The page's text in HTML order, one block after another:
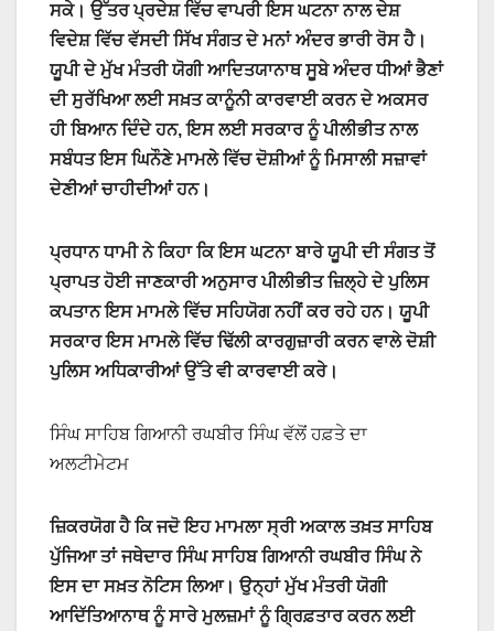
ਸਕੇ। ਉੱਤਰ ਪ੍ਰਦੇਸ਼ ਵਿੱਚ ਵਾਪਰੀ ਇਸ ਘਟਨਾ ਨਾਲ ਦੇਸ਼
ਵਿਦੇਸ਼ ਵਿੱਚ ਵੱਸਦੀ ਸਿੱਖ ਸੰਗਤ ਦੇ ਮਨਾਂ ਅੰਦਰ ਭਾਰੀ ਰੋਸ ਹੈ।
ਯੂਪੀ ਦੇ ਮੁੱਖ ਮੰਤਰੀ ਯੋਗੀ ਆਦਿਤਯਾਨਾਥ ਸੂਬੇ ਅੰਦਰ ਧੀਆਂ ਭੈਣਾਂ
ਦੀ ਸੁਰੱਖਿਆ ਲਈ ਸਖ਼ਤ ਕਾਨੂੰਨੀ ਕਾਰਵਾਈ ਕਰਨ ਦੇ ਅਕਸਰ
ਹੀ ਬਿਆਨ ਦਿੰਦੇ ਹਨ, ਇਸ ਲਈ ਸਰਕਾਰ ਨੂੰ ਪੀਲੀਭੀਤ ਨਾਲ
ਸਬੰਧਤ ਇਸ ਘਿਨੌਣੇ ਮਾਮਲੇ ਵਿੱਚ ਦੋਸ਼ੀਆਂ ਨੂੰ ਮਿਸਾਲੀ ਸਜ਼ਾਵਾਂ
ਦੇਣੀਆਂ ਚਾਹੀਦੀਆਂ ਹਨ।
ਪ੍ਰਧਾਨ ਧਾਮੀ ਨੇ ਕਿਹਾ ਕਿ ਇਸ ਘਟਨਾ ਬਾਰੇ ਯੂਪੀ ਦੀ ਸੰਗਤ ਤੋਂ
ਪ੍ਰਾਪਤ ਹੋਈ ਜਾਣਕਾਰੀ ਅਨੁਸਾਰ ਪੀਲੀਭੀਤ ਜ਼ਿਲ੍ਹੇ ਦੇ ਪੁਲਿਸ
ਕਪਤਾਨ ਇਸ ਮਾਮਲੇ ਵਿੱਚ ਸਹਿਯੋਗ ਨਹੀਂ ਕਰ ਰਹੇ ਹਨ। ਯੂਪੀ
ਸਰਕਾਰ ਇਸ ਮਾਮਲੇ ਵਿੱਚ ਢਿੱਲੀ ਕਾਰਗੁਜ਼ਾਰੀ ਕਰਨ ਵਾਲੇ ਦੋਸ਼ੀ
ਪੁਲਿਸ ਅਧਿਕਾਰੀਆਂ ਉੱਤੇ ਵੀ ਕਾਰਵਾਈ ਕਰੇ।
ਸਿੰਘ ਸਾਹਿਬ ਗਿਆਨੀ ਰਘਬੀਰ ਸਿੰਘ ਵੱਲੋਂ ਹਫ਼ਤੇ ਦਾ
ਅਲਟੀਮੇਟਮ
ਜ਼ਿਕਰਯੋਗ ਹੈ ਕਿ ਜਦੋ ਇਹ ਮਾਮਲਾ ਸ੍ਰੀ ਅਕਾਲ ਤਖ਼ਤ ਸਾਹਿਬ
ਪੁੱਜਿਆ ਤਾਂ ਜਥੇਦਾਰ ਸਿੰਘ ਸਾਹਿਬ ਗਿਆਨੀ ਰਘਬੀਰ ਸਿੰਘ ਨੇ
ਇਸ ਦਾ ਸਖ਼ਤ ਨੋਟਿਸ ਲਿਆ। ਉਨ੍ਹਾਂ ਮੁੱਖ ਮੰਤਰੀ ਯੋਗੀ
ਆਦਿੱਤਿਆਨਾਥ ਨੂੰ ਸਾਰੇ ਮੁਲਜ਼ਮਾਂ ਨੂੰ ਗ੍ਰਿਫ਼ਤਾਰ ਕਰਨ ਲਈ